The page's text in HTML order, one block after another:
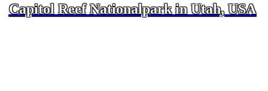
Capitol Reef Nationalpark in Utah, USA